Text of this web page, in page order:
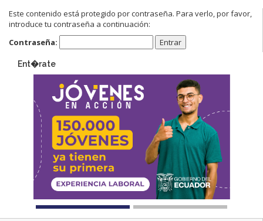
Este contenido está protegido por contraseña. Para verlo, por favor,
introduce tu contraseña a continuación:
Contraseña:
Ent�rate